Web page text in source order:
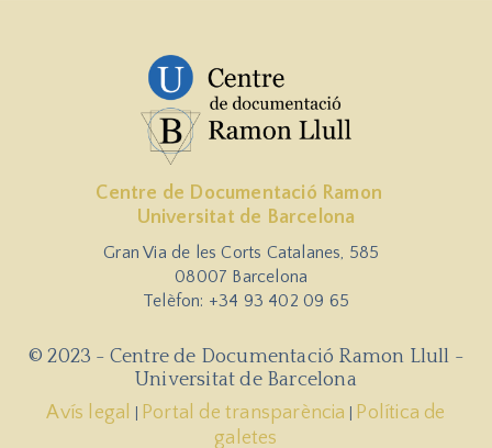
Centre de Documentació Ramon
Universitat de Barcelona
Gran Via de les Corts Catalanes, 585
08007 Barcelona
Telèfon: +34 93 402 09 65
© 2023 - Centre de Documentació Ramon Llull -
Universitat de Barcelona
Avís legal
Portal de transparència
Política de
galetes